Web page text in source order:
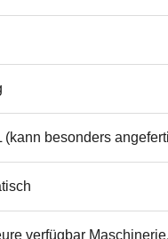
(kann besonders
verfügbar